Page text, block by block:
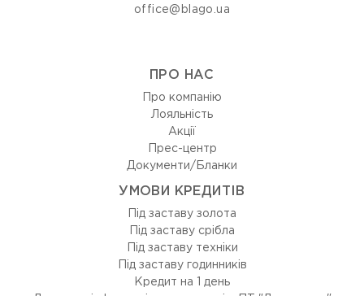
office@blago.ua
ПРО НАС
Про компанію
Лояльність
Акції
Прес-центр
Документи/Бланки
УМОВИ КРЕДИТІВ
Під заставу золота
Під заставу срібла
Під заставу техніки
Під заставу годинників
Кредит на 1 день